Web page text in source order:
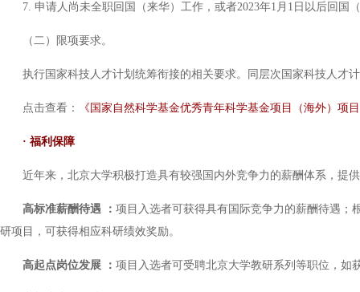
7. 申请人尚未全职回国（来华）工作，或者2023年1月1日以后回
（二）限项要求。
执行国家科技人才计划统筹衔接的相关要求。同层次国家科技人才
点击查看： 《国家自然科学基金优秀青年科学基金项目（海外）项
· 福利保障
近年来，北京大学积极打造具有较强国内外竞争力的薪酬体系，提
高标准薪酬待遇 ： 项目入选者可获得具有国际竞争力的薪酬待遇；
研项目，可获得相应科研绩效奖励。
高起点岗位发展 ： 项目入选者可受聘北京大学教研系列等职位，如